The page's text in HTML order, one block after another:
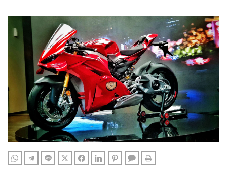
WHATSAPPTELEGRAM
LINE TWITTERFACEBOOKLINKEDINPINTERESTCOMMENTS